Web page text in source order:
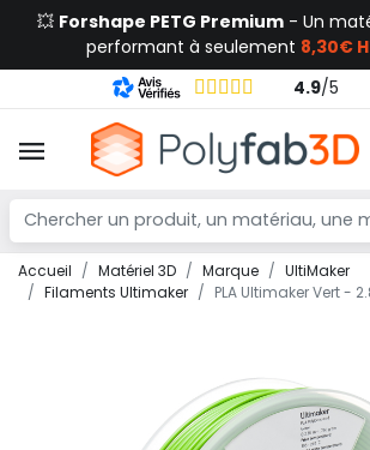
💥 Forshape PETG Premium - Un
performant à seulement 8,30€
4.9/5
Accueil Matériel 3D Marque
UltiMaker
Filaments Ultimaker
PLA Ultimaker Vert -